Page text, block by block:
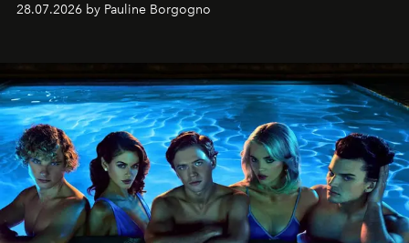
28.07.2026 by Pauline Borgogno